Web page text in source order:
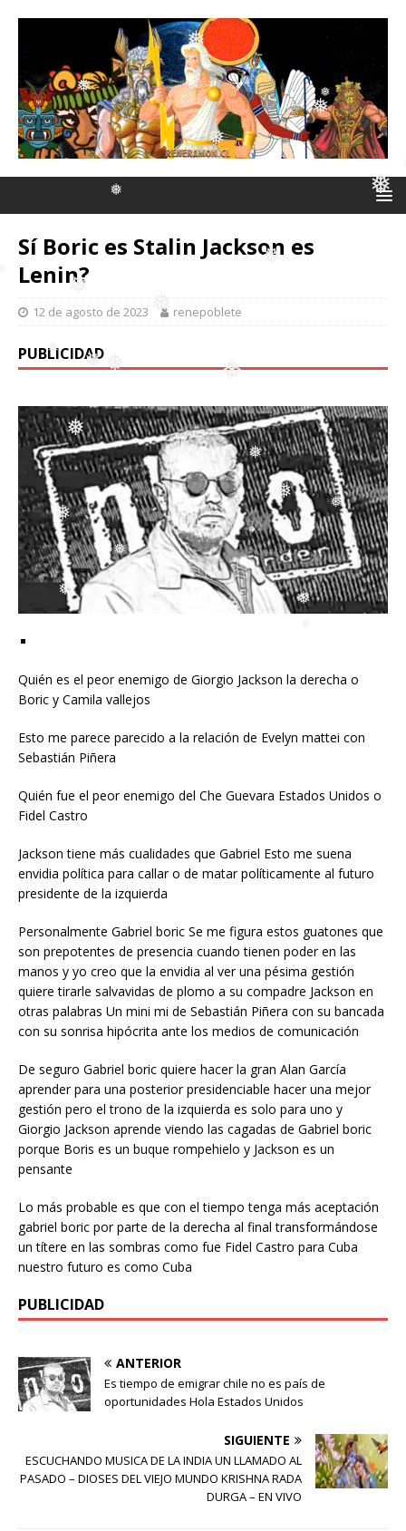
❅
❅
❅
❅
❅
❅
❅
❅
❅
❅
❅
❅
❅
❅
❅
❅
❅
❅
Sí Boric es Stalin Jackson es
Lenin?
12 de agosto de 2023 renepoblete
PUBLICIDAD
Quién es el peor enemigo de Giorgio Jackson la derecha o
Boric y Camila vallejos
Esto me parece parecido a la relación de Evelyn mattei con
Sebastián Piñera
Quién fue el peor enemigo del Che Guevara Estados Unidos o
Fidel Castro
Jackson tiene más cualidades que Gabriel Esto me suena
envidia política para callar o de matar políticamente al futuro
presidente de la izquierda
Personalmente Gabriel boric Se me figura estos guatones que
son prepotentes de presencia cuando tienen poder en las
manos y yo creo que la envidia al ver una pésima gestión
quiere tirarle salvavidas de plomo a su compadre Jackson en
otras palabras Un mini mi de Sebastián Piñera con su bancada
con su sonrisa hipócrita ante los medios de comunicación
De seguro Gabriel boric quiere hacer la gran Alan García
aprender para una posterior presidenciable hacer una mejor
gestión pero el trono de la izquierda es solo para uno y
Giorgio Jackson aprende viendo las cagadas de Gabriel boric
porque Boris es un buque rompehielo y Jackson es un
pensante
Lo más probable es que con el tiempo tenga más aceptación
gabriel boric por parte de la derecha al final transformándose
un títere en las sombras como fue Fidel Castro para Cuba
nuestro futuro es como Cuba
PUBLICIDAD
ANTERIOR
Es tiempo de emigrar chile no es país de
oportunidades Hola Estados Unidos
SIGUIENTE
ESCUCHANDO MUSICA DE LA INDIA UN LLAMADO AL
PASADO – DIOSES DEL VIEJO MUNDO KRISHNA RADA
DURGA – EN VIVO